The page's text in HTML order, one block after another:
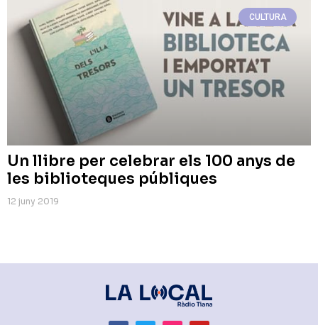
CULTURA
Un llibre per celebrar els 100 anys de
les biblioteques públiques
12 juny 2019